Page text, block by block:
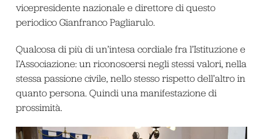
vicepresidente nazionale e direttore di questo
periodico Gianfranco Pagliarulo.
Qualcosa di più di un’intesa cordiale fra l’Istituzione e
l’Associazione: un riconoscersi negli stessi valori, nella
stessa passione civile, nello stesso rispetto dell’altro in
quanto persona. Quindi una manifestazione di
prossimità.